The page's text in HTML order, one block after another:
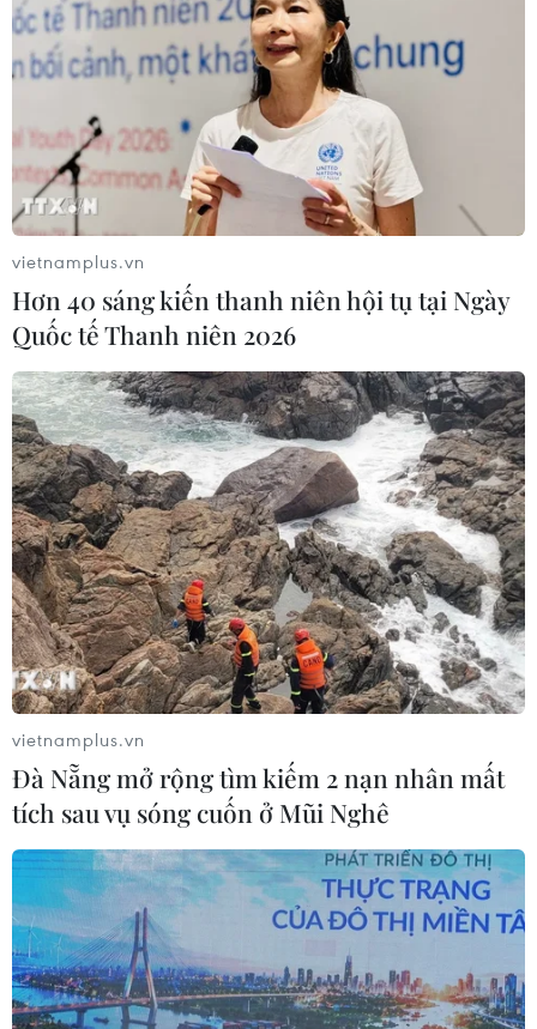
TIN CÙNG CHUYÊN MỤC
Thành phố Hồ Chí Minh xuất hiện
mưa dông trên diện rộng
09/08/2026 13:14
vietnamplus.vn
Hơn 40 sáng kiến thanh niên hội tụ tại Ngày
Quốc tế Thanh niên 2026
vietnamplus.vn
Đà Nẵng mở rộng tìm kiếm 2 nạn nhân mất
tích sau vụ sóng cuốn ở Mũi Nghê